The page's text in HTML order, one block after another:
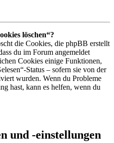
löschen“?
die Cookies, die phpBB erstellt
du im Forum angemeldet
Cookies einige Funktionen,
Status – sofern sie von der
wurden. Wenn du Probleme
hast, kann es helfen, wenn du
und -einstellungen